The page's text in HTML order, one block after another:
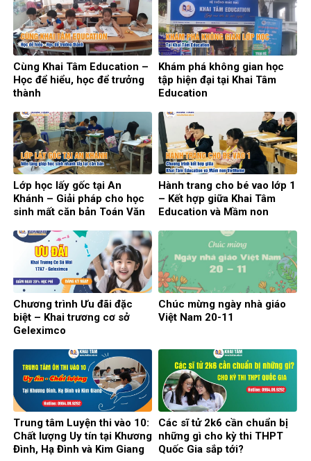
Cùng Khai Tâm Education –
Học để hiểu, học để trưởng
thành
Khám phá không gian học
tập hiện đại tại Khai Tâm
Education
Lớp học lấy gốc tại An
Khánh – Giải pháp cho học
sinh mất căn bản Toán Văn
Hành trang cho bé vao lớp 1
– Kết hợp giữa Khai Tâm
Education và Mầm non
Chương trình Ưu đãi đặc
biệt – Khai trương cơ sở
Geleximco
Chúc mừng ngày nhà giáo
Việt Nam 20-11
Trung tâm Luyện thi vào 10:
Chất lượng Uy tín tại Khương
Đình, Hạ Đình và Kim Giang
Các sĩ tử 2k6 cần chuẩn bị
những gì cho kỳ thi THPT
Quốc Gia sắp tới?